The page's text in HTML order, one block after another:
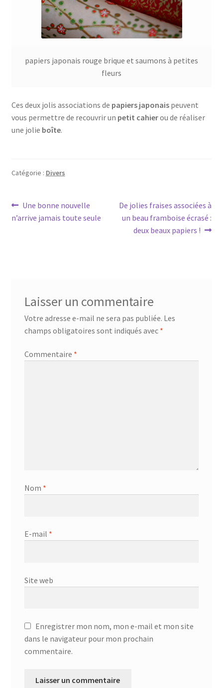
papiers japonais rouge brique et saumons à petites
fleurs
Ces deux jolis associations de papiers japonaispeuvent
vous permettre de recouvrir un petit cahierou de réaliser
une jolie boîte.
Catégorie : Divers
Navigation
de
Article
précédent :
Une bonne nouvelle
n’arrive jamais toute seule
Article
suivant :
De jolies fraises associées à
un beau framboise écrasé :
deux beaux papiers !
Laisser un commentaire
Votre adresse e-mail ne sera pas publiée. Les
champs obligatoires sont indiqués avec *
Commentaire *
Nom *
E-mail *
Site web
Enregistrer mon nom, mon e-mail et mon site
dans le navigateur pour mon prochain
commentaire.